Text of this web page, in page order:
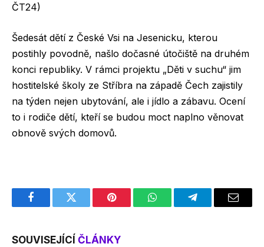
ČT24)
Šedesát dětí z České Vsi na Jesenicku, kterou
postihly povodně, našlo dočasné útočiště na druhém
konci republiky. V rámci projektu „Děti v suchu“ jim
hostitelské školy ze Stříbra na západě Čech zajistily
na týden nejen ubytování, ale i jídlo a zábavu. Ocení
to i rodiče dětí, kteří se budou moct naplno věnovat
obnově svých domovů.
FacebookTwitter Pinterest WhatsAppTelegramEmail
SOUVISEJÍCÍ ČLÁNKY